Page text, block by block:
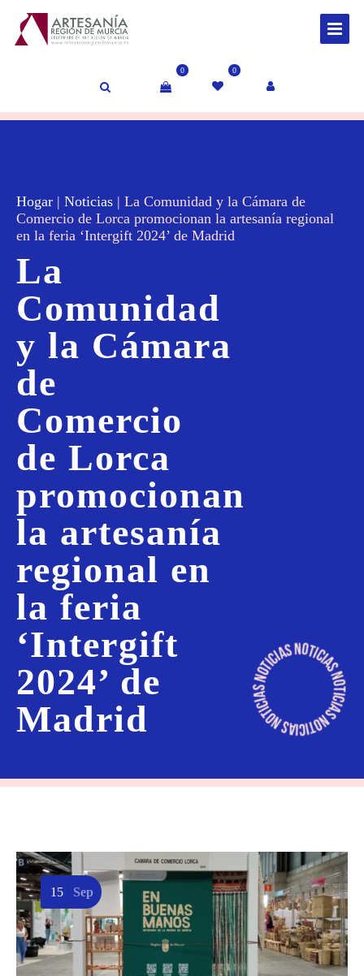
0 0
Hogar | Noticias | La Comunidad y la Cámara de
Comercio de Lorca promocionan la artesanía regional
en la feria ‘Intergift 2024’ de Madrid
La
Comunidad
y la Cámara
de
Comercio
de Lorca
promocionan
la artesanía
regional en
la feria
‘Intergift
2024’ de
Madrid
15 Sep